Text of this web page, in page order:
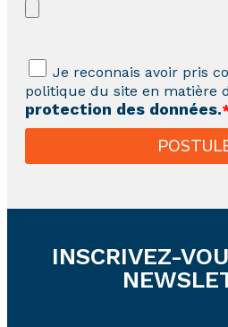
Je reconnais avoir pris
politique du site en matière
protection des données.
INSCRIVEZ-